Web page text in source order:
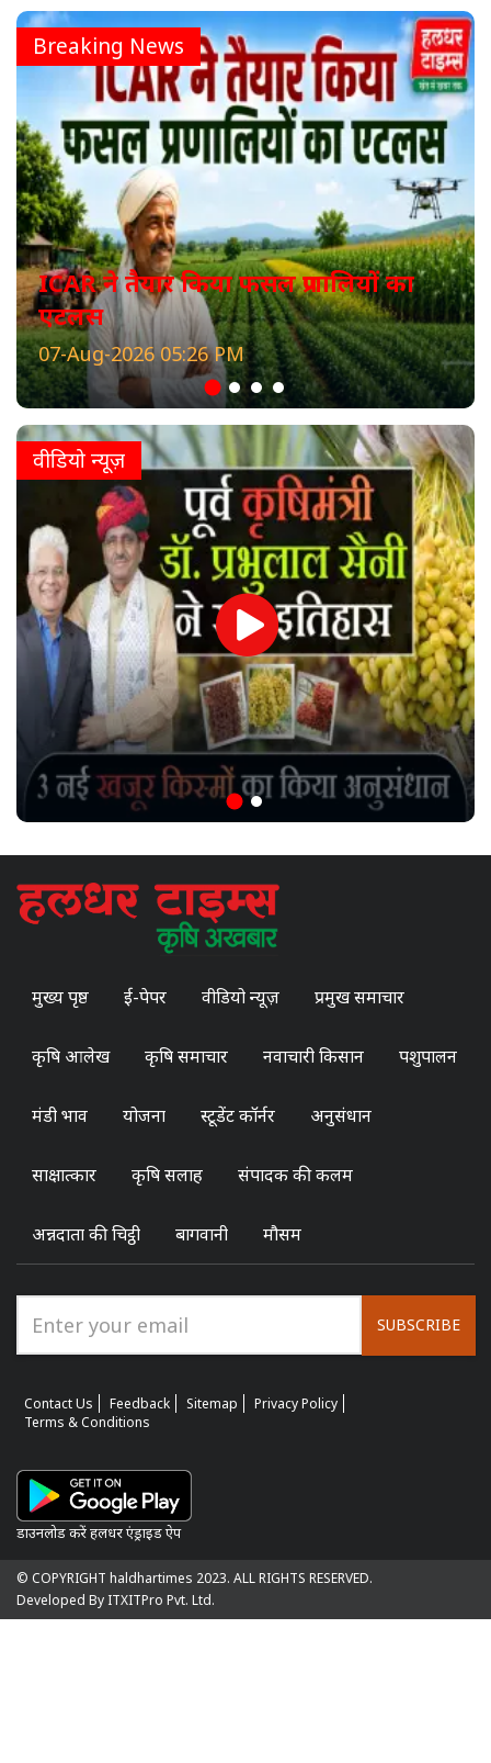
Breaking News
ICAR ने तैयार किया फसल प्रणालियों का
एटलस
07-Aug-2026 05:26 PM
वीडियो न्यूज़
मुख्य पृष्ठ ई-पेपर वीडियो न्यूज़ प्रमुख समाचार
कृषि आलेख कृषि समाचार नवाचारी किसान पशुपालन
मंडी भाव योजना स्टूडेंट कॉर्नर अनुसंधान
साक्षात्कार कृषि सलाह संपादक की कलम
अन्नदाता की चिट्ठी बागवानी मौसम
SUBSCRIBE
Contact Us Feedback Sitemap
Privacy Policy
Terms & Conditions
डाउनलोड करें हलधर एंड्राइड ऐप
© COPYRIGHT haldhartimes 2023. ALL RIGHTS RESERVED.
Developed By ITXITPro Pvt. Ltd.